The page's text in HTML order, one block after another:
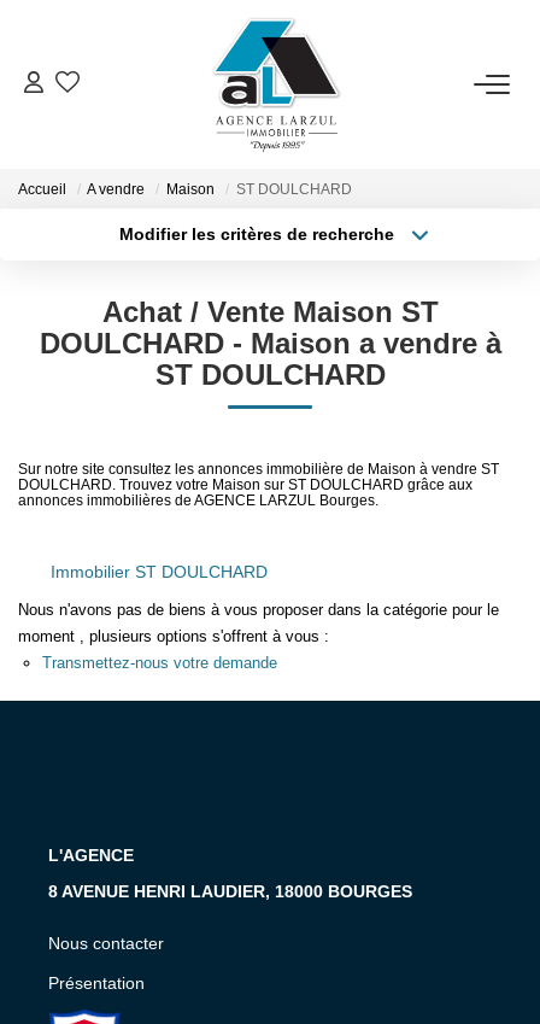
VENTES
LOCATIONS
ESTIMATION
PROMOTION
NOTRE AGENCE
Nous Contacter
Nos Actualités
Avis Clients
Accueil A vendre Maison ST DOULCHARD
Modifier les critères de recherche
Sélectionnez...
Type de bien
Surface min
Achat / Vente Maison ST
DOULCHARD - Maison a vendre à
ST DOULCHARD
Sur notre site consultez les annonces immobilière de Maison à vendre ST
DOULCHARD. Trouvez votre Maison sur ST DOULCHARD grâce aux
annonces immobilières de AGENCE LARZUL Bourges.
Immobilier ST DOULCHARD
Nous n'avons pas de biens à vous proposer dans la catégorie pour le
moment , plusieurs options s'offrent à vous :
Transmettez-nous votre demande
L'AGENCE
8 AVENUE HENRI LAUDIER, 18000 BOURGES
Nous contacter
Présentation